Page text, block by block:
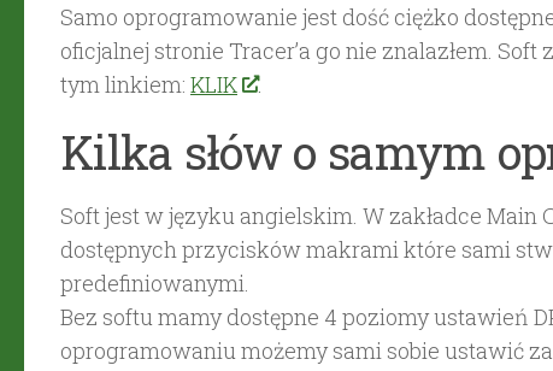
Samo oprogramowanie jest dość ciężko
oficjalnej stronie Tracer’a go nie znalazłem. Soft
tym linkiem: KLIK .
Kilka słów o samym
Soft jest w języku angielskim. W zakładce
dostępnych przycisków makrami które sami
predefiniowanymi.
Bez softu mamy dostępne 4 poziomy ustawień
oprogramowaniu możemy sami sobie ustawić